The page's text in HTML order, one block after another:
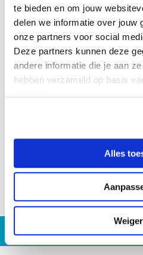
te bieden en om jouw
delen we informatie over jouw
onze partners voor social
Deze partners kunnen deze
andere informatie die je aan
hebben verzameld op basis
Alles